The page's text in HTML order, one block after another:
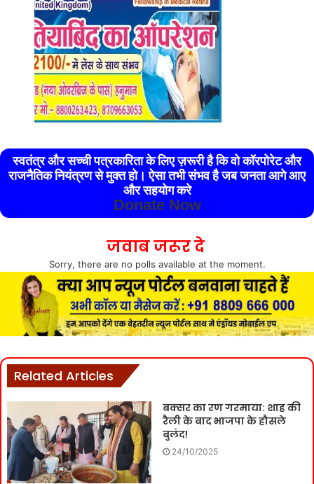
स्वतंत्र और सच्ची पत्रकारिता के लिए ज़रूरी है कि वो कॉरपोरेट और
राजनैतिक नियंत्रण से मुक्त हो। ऐसा तभी संभव है जब जनता आगे आए
और सहयोग करे
Donate Now
जवाब जरूर दे
Sorry, there are no polls available at the moment.
Related Articles
बक्सर का रण गरमाया: शाह की
रैली के बाद भाजपा के हौसले
बुलंद!
24/10/2025